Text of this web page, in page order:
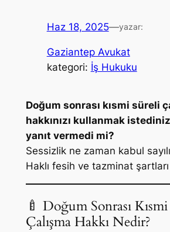
Haz 18, 2025—yazar:
Gaziantep Avukat
kategori: İş Hukuku
Doğum sonrası kısmi süreli
hakkınızı kullanmak
yanıt vermedi mi?
Sessizlik ne zaman kabul
Haklı fesih ve tazminat
🍼 Doğum Sonrası
Çalışma Hakkı Nedir?